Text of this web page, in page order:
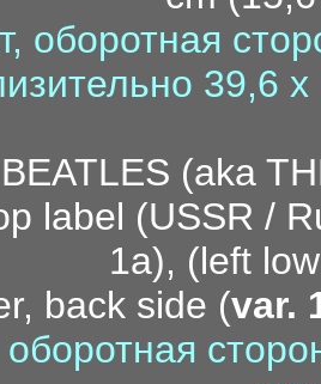
оборотная
39,6
back side (var.